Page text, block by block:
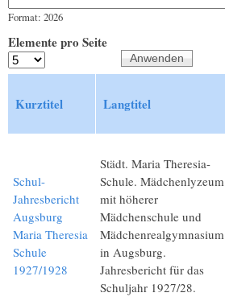
Format: 2026
Elemente pro Seite
Kurztitel Langtitel
Schul-
Jahresbericht
Augsburg
Maria Theresia
Schule
1927/1928
Städt. Maria Theresia-
Schule. Mädchenlyzeum
mit höherer
Mädchenschule und
Mädchenrealgymnasium
in Augsburg.
Jahresbericht für das
Schuljahr 1927/28.